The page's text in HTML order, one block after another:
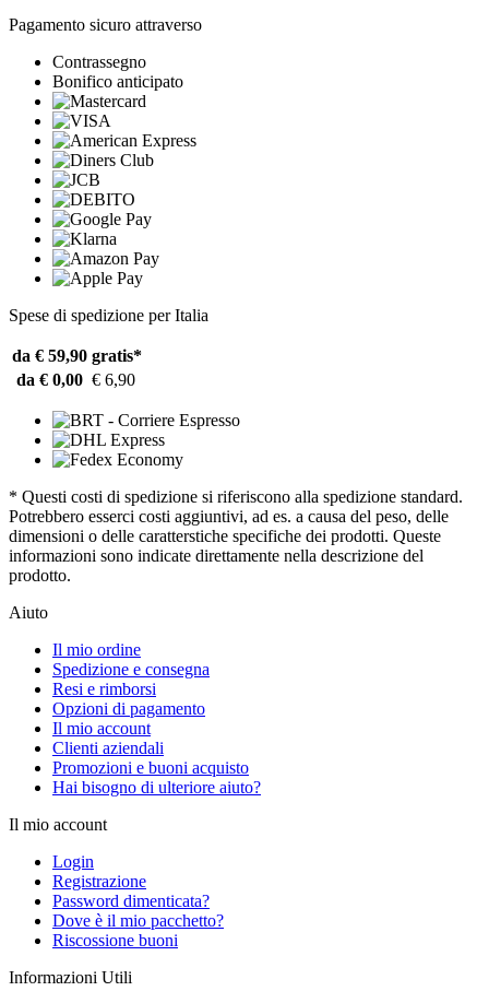
Pagamento sicuro attraverso
Contrassegno
Bonifico anticipato
Spese di spedizione per Italia
da € 59,90 gratis*
da € 0,00 € 6,90
* Questi costi di spedizione si riferiscono alla spedizione standard.
Potrebbero esserci costi aggiuntivi, ad es. a causa del peso, delle
dimensioni o delle caratterstiche specifiche dei prodotti. Queste
informazioni sono indicate direttamente nella descrizione del
prodotto.
Aiuto
Il mio ordine
Spedizione e consegna
Resi e rimborsi
Opzioni di pagamento
Il mio account
Clienti aziendali
Promozioni e buoni acquisto
Hai bisogno di ulteriore aiuto?
Il mio account
Login
Registrazione
Password dimenticata?
Dove è il mio pacchetto?
Riscossione buoni
Informazioni Utili